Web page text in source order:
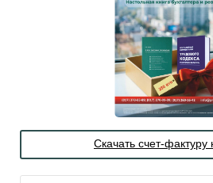
Скачать счет-фактуру